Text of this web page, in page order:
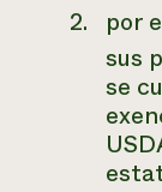
por
sus
se